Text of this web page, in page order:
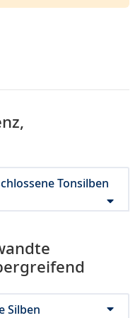
Tonsilben
Silben